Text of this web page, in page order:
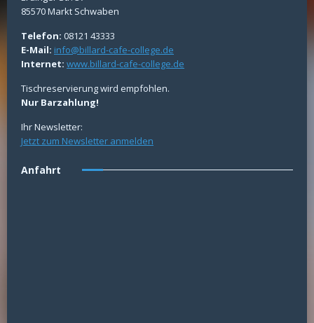
85570 Markt Schwaben
Telefon: 08121 43333
E-Mail: info@billard-cafe-college.de
Internet: www.billard-cafe-college.de
Tischreservierung wird empfohlen.
Nur Barzahlung!
Ihr Newsletter:
Jetzt zum Newsletter anmelden
Anfahrt